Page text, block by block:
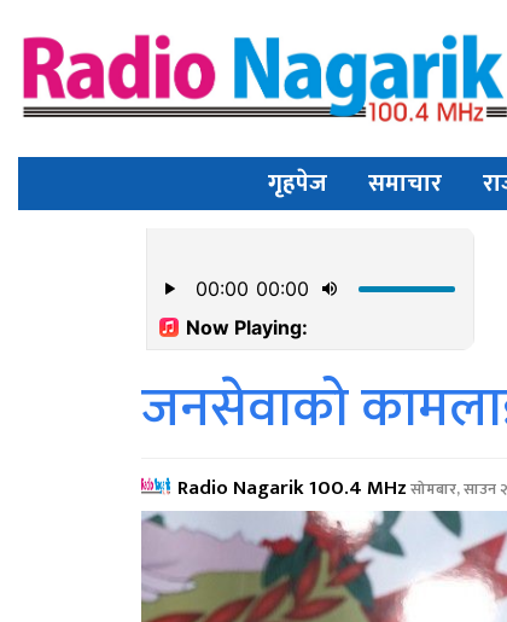
गृहपेज समाचार
जनसेवाको
Radio Nagarik 100.4 MHzसोमबार, साउन